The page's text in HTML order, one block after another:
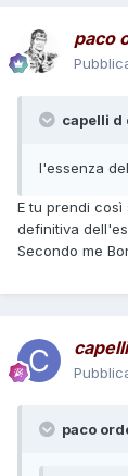
paco
capelli d
l'essenza
E tu prendi
definitiva
Secondo me
paco